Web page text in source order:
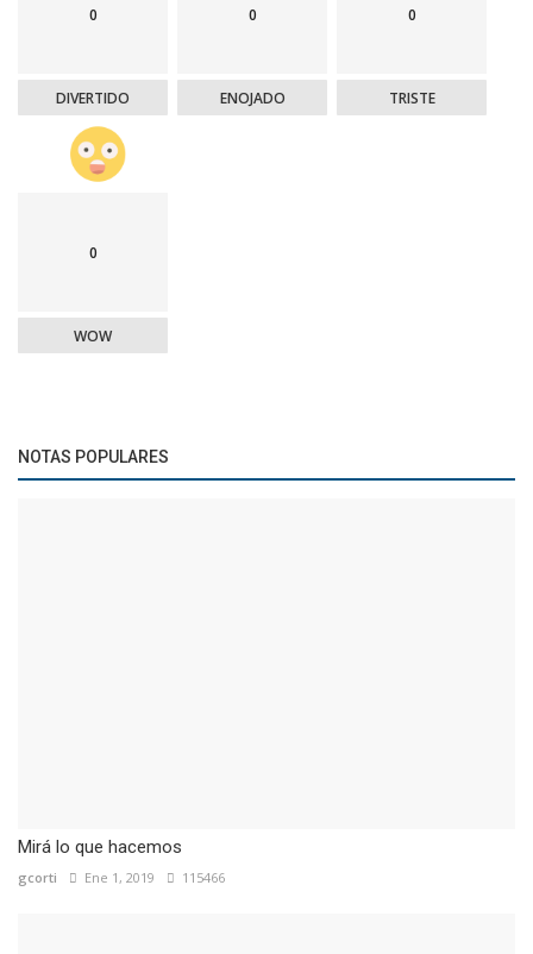
0
DIVERTIDO
0
ENOJADO
0
TRISTE
0
WOW
NOTAS POPULARES
Mirá lo que hacemos
gcorti Ene 1, 2019 115466